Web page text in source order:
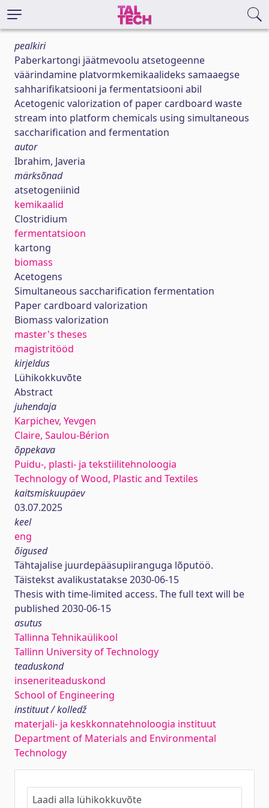
pealkiri
Paberkartongi jäätmevoolu atsetogeenne
väärindamine platvormkemikaalideks samaaegse
sahharifikatsiooni ja fermentatsiooni abil
Acetogenic valorization of paper cardboard waste
stream into platform chemicals using simultaneous
saccharification and fermentation
autor
Ibrahim, Javeria
märksõnad
atsetogeniinid
kemikaalid
Clostridium
fermentatsioon
kartong
biomass
Acetogens
Simultaneous saccharification fermentation
Paper cardboard valorization
Biomass valorization
master's theses
magistritööd
kirjeldus
Lühikokkuvõte
Abstract
juhendaja
Karpichev, Yevgen
Claire, Saulou-Bérion
õppekava
Puidu-, plasti- ja tekstiilitehnoloogia
Technology of Wood, Plastic and Textiles
kaitsmiskuupäev
03.07.2025
keel
eng
õigused
Tähtajalise juurdepääsupiiranguga lõputöö.
Täistekst avalikustatakse 2030-06-15
Thesis with time-limited access. The full text will be
published 2030-06-15
asutus
Tallinna Tehnikaülikool
Tallinn University of Technology
teaduskond
inseneriteaduskond
School of Engineering
instituut / kolledž
materjali- ja keskkonnatehnoloogia instituut
Department of Materials and Environmental
Technology
Laadi alla lühikokkuvõte